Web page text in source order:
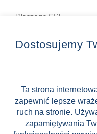
Dlaczego ST?
Zostań Pilotem wycieczek!
Zniżki
FAQ
ST INCENTIVE
Dostosujemy
Ta strona
zapewnić lepsze
ruch na stronie.
zapamiętywania